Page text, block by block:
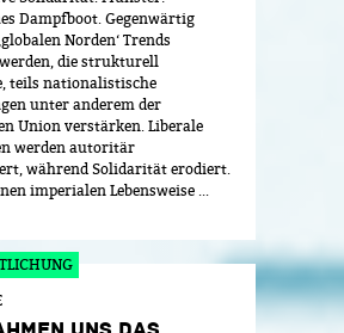
Dampfboot. Gegenwärtig
Norden‘ Trends
die strukturell
teils nationalistische
unter anderem der
Union verstärken. Liberale
werden autoritär
während Solidarität erodiert.
imperialen Lebensweise ...